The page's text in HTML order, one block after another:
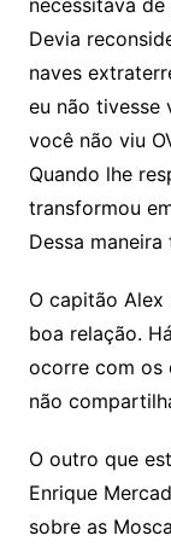
necessitava
Devia
naves
eu não tivesse
você não viu
Quando lhe
transformou
Dessa
O capitão Alex
boa relação.
ocorre com os
não
O outro que
Enrique
sobre as